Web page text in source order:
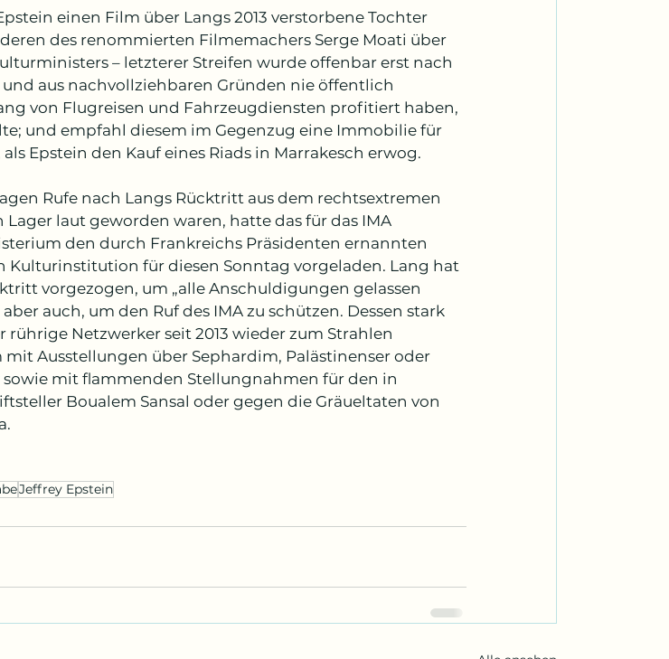
einen Film über Langs 2013 verstorbene Tochter
des renommierten Filmemachers Serge Moati über
– letzterer Streifen wurde offenbar erst nach
aus nachvollziehbaren Gründen nie öffentlich
von Flugreisen und Fahrzeugdiensten profitiert haben,
und empfahl diesem im Gegenzug eine Immobilie für
als Epstein den Kauf eines Riads in Marrakesch erwog.
Rufe nach Langs Rücktritt aus dem rechtsextremen
laut geworden waren, hatte das für das IMA
den durch Frankreichs Präsidenten ernannten
Kulturinstitution für diesen Sonntag vorgeladen. Lang hat
vorgezogen, um „alle Anschuldigungen gelassen
auch, um den Ruf des IMA zu schützen. Dessen stark
rührige Netzwerker seit 2013 wieder zum Strahlen
Ausstellungen über Sephardim, Palästinenser oder
sowie mit flammenden Stellungnahmen für den in
Boualem Sansal oder gegen die Gräueltaten von
Jeffrey Epstein